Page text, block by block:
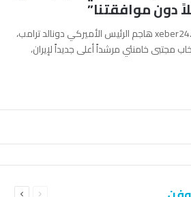
دون موافقتنا”
آفرين علو ـ xeber24.net هاجم الرئيس الأميركي دونالد ترامب،
مجتبى خامنئي مرشداً أعلى جديداً لإيران،